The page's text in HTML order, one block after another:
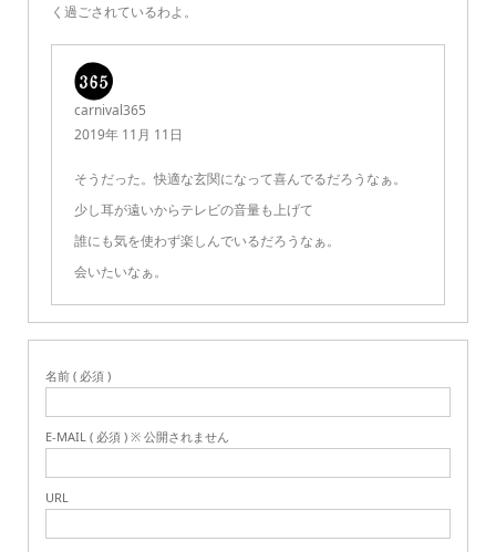
く過ごされているわよ。
carnival365
2019年 11月 11日
そうだった。快適な玄関になって喜んでるだろうなぁ。
少し耳が遠いからテレビの音量も上げて
誰にも気を使わず楽しんでいるだろうなぁ。
会いたいなぁ。
名前 ( 必須 )
E-MAIL ( 必須 ) ※ 公開されません
URL